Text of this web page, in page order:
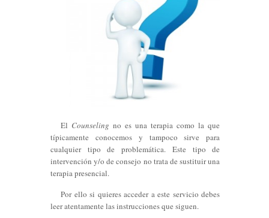
El Counseling no es una terapia como la que
típicamente conocemos y tampoco sirve para
cualquier tipo de problemática. Este tipo de
intervención y/o de consejo no trata de sustituir una
terapia presencial.
Por ello si quieres acceder a este servicio debes
leer atentamente las instrucciones que siguen.